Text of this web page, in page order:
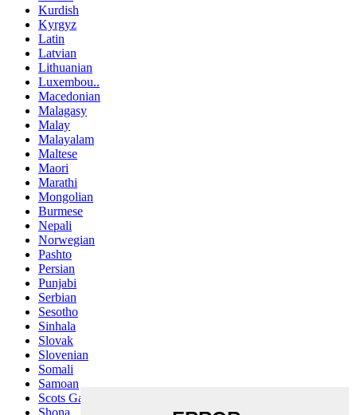
Kurdish
Kyrgyz
Latin
Latvian
Lithuanian
Luxembou..
Macedonian
Malagasy
Malay
Malayalam
Maltese
Maori
Marathi
Mongolian
Burmese
Nepali
Norwegian
Pashto
Persian
Punjabi
Serbian
Sesotho
Sinhala
Slovak
Slovenian
Somali
Samoan
Scots Gaelic
Shona